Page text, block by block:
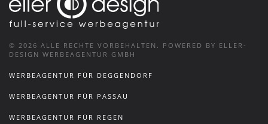
© 2026 ALLE RECHTE VORBEHALTEN. POWERED BY ELLER-
DESIGN WERBEAGENTUR GMBH
WERBEAGENTUR FÜR DEGGENDORF
WERBEAGENTUR FÜR PASSAU
WERBEAGENTUR FÜR REGEN